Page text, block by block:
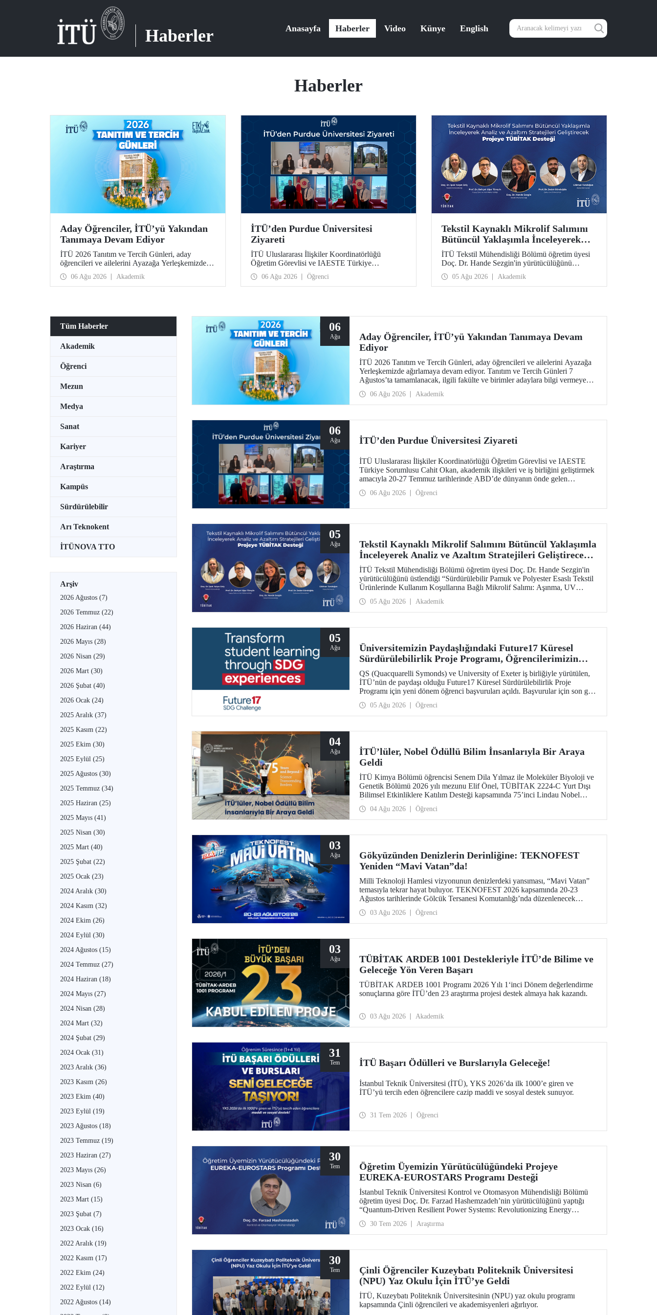
Haberler Anasayfa Haberler Video Künye English
Haberler
Aday Öğrenciler, İTÜ’yü Yakından
Tanımaya Devam Ediyor
İTÜ 2026 Tanıtım ve Tercih Günleri, aday
öğrencileri ve ailelerini Ayazağa Yerleşkemizde
ağırlamaya devam ediyor. Tanıtım ve Tercih
Günleri 7 Ağustos’ta tamamlanacak, ilgili fakülte
ve birimler adaylara bilgi vermeye devam edecek.
06 Ağu 2026 Akademik
İTÜ’den Purdue Üniversitesi
Ziyareti
İTÜ Uluslararası İlişkiler Koordinatörlüğü
Öğretim Görevlisi ve IAESTE Türkiye
Sorumlusu Cahit Okan, akademik ilişkileri ve iş
birliğini geliştirmek amacıyla 20-27 Temmuz
tarihlerinde ABD’de dünyanın önde gelen
06 Ağu 2026 Öğrenci
Tekstil Kaynaklı Mikrolif Salımını
Bütüncül Yaklaşımla İnceleyerek
Analiz ve Azaltım Stratejileri
Geliştirecek Projeye TÜBİTAK
Desteği
İTÜ Tekstil Mühendisliği Bölümü öğretim üyesi
Doç. Dr. Hande Sezgin'in yürütücülüğünü
üstlendiği “Sürdürülebilir Pamuk ve Polyester
Esaslı Tekstil Ürünlerinde Kullanım Koşullarına
Bağlı Mikrolif Salımı: Aşınma, UV Maruziyeti ve
proje, TÜBİTAK 2515 – COST Aksiyon Üyeleri
desteklenmeye hak kazandı.
05 Ağu 2026 Akademik
Tüm Haberler
Akademik
Öğrenci
Mezun
Medya
Sanat
Kariyer
Araştırma
Kampüs
Sürdürülebilir
Arı Teknokent
İTÜNOVA TTO
Arşiv
2026 Ağustos (7)
2026 Temmuz (22)
2026 Haziran (44)
2026 Mayıs (28)
2026 Nisan (29)
2026 Mart (30)
2026 Şubat (40)
2026 Ocak (24)
2025 Aralık (37)
2025 Kasım (22)
2025 Ekim (30)
2025 Eylül (25)
2025 Ağustos (30)
2025 Temmuz (34)
2025 Haziran (25)
2025 Mayıs (41)
2025 Nisan (30)
2025 Mart (40)
2025 Şubat (22)
2025 Ocak (23)
2024 Aralık (30)
2024 Kasım (32)
2024 Ekim (26)
2024 Eylül (30)
2024 Ağustos (15)
2024 Temmuz (27)
2024 Haziran (18)
2024 Mayıs (27)
2024 Nisan (28)
2024 Mart (32)
2024 Şubat (29)
2024 Ocak (31)
2023 Aralık (36)
2023 Kasım (26)
2023 Ekim (40)
2023 Eylül (19)
2023 Ağustos (18)
2023 Temmuz (19)
2023 Haziran (27)
2023 Mayıs (26)
2023 Nisan (6)
2023 Mart (15)
2023 Şubat (7)
2023 Ocak (16)
2022 Aralık (19)
2022 Kasım (17)
2022 Ekim (24)
2022 Eylül (12)
2022 Ağustos (14)
06
Ağu
Aday Öğrenciler, İTÜ’yü Yakından Tanımaya Devam
Ediyor
İTÜ 2026 Tanıtım ve Tercih Günleri, aday öğrencileri ve ailelerini Ayazağa
Yerleşkemizde ağırlamaya devam ediyor. Tanıtım ve Tercih Günleri 7
Ağustos’ta tamamlanacak, ilgili fakülte ve birimler adaylara bilgi vermeye
06 Ağu 2026 Akademik
06
Ağu İTÜ’den Purdue Üniversitesi Ziyareti
İTÜ Uluslararası İlişkiler Koordinatörlüğü Öğretim Görevlisi ve IAESTE
Türkiye Sorumlusu Cahit Okan, akademik ilişkileri ve iş birliğini geliştirmek
amacıyla 20-27 Temmuz tarihlerinde ABD’de dünyanın önde gelen
araştırma üniversitelerinden Purdue Üniversitesi başta olmak üzere bir dizi
ziyarette bulundu.
06 Ağu 2026 Öğrenci
05
Ağu
Tekstil Kaynaklı Mikrolif Salımını Bütüncül Yaklaşımla
İnceleyerek Analiz ve Azaltım Stratejileri Geliştirecek
Projeye TÜBİTAK Desteği
İTÜ Tekstil Mühendisliği Bölümü öğretim üyesi Doç. Dr. Hande Sezgin'in
yürütücülüğünü üstlendiği “Sürdürülebilir Pamuk ve Polyester Esaslı Tekstil
Ürünlerinde Kullanım Koşullarına Bağlı Mikrolif Salımı: Aşınma, UV
Stratejilerinin Geliştirilmesi” başlıklı proje, TÜBİTAK 2515 – COST
Aksiyon Üyeleri Ar-Ge Destek Programı kapsamında desteklenmeye hak
05 Ağu 2026 Akademik
05
Ağu
Üniversitemizin Paydaşlığındaki Future17 Küresel
Sürdürülebilirlik Proje Programı, Öğrencilerimizin
Başvurularını Bekliyor
QS (Quacquarelli Symonds) ve University of Exeter iş birliğiyle yürütülen,
İTÜ’nün de paydaşı olduğu Future17 Küresel Sürdürülebilirlik Proje
Programı için yeni dönem öğrenci başvuruları açıldı. Başvurular için son gün
05 Ağu 2026 Öğrenci
04
Ağu
İTÜ’lüler, Nobel Ödüllü Bilim İnsanlarıyla Bir Araya
Geldi
İTÜ Kimya Bölümü öğrencisi Senem Dila Yılmaz ile Moleküler Biyoloji ve
Genetik Bölümü 2026 yılı mezunu Elif Önel, TÜBİTAK 2224-C Yurt Dışı
Bilimsel Etkinliklere Katılım Desteği kapsamında 75’inci Lindau Nobel
Ödüllü Bilim İnsanları Toplantısı’na katıldı.
04 Ağu 2026 Öğrenci
03
Ağu
Gökyüzünden Denizlerin Derinliğine: TEKNOFEST
Yeniden “Mavi Vatan”da!
Milli Teknoloji Hamlesi vizyonunun denizlerdeki yansıması, “Mavi Vatan”
temasıyla tekrar hayat buluyor. TEKNOFEST 2026 kapsamında 20-23
Ağustos tarihlerinde Gölcük Tersanesi Komutanlığı’nda düzenlenecek
TEKNOFEST Mavi Vatan, denizcilik ve su altı teknolojilerinin ön plana
çıkacağı özel bir etkinlik olarak teknoloji tutkunlarını bir araya getirecek.
03 Ağu 2026 Öğrenci
03
Ağu
TÜBİTAK ARDEB 1001 Destekleriyle İTÜ’de Bilime ve
Geleceğe Yön Veren Başarı
TÜBİTAK ARDEB 1001 Programı 2026 Yılı 1‘inci Dönem değerlendirme
sonuçlarına göre İTÜ’den 23 araştırma projesi destek almaya hak kazandı.
03 Ağu 2026 Akademik
31
Tem İTÜ Başarı Ödülleri ve Burslarıyla Geleceğe!
İstanbul Teknik Üniversitesi (İTÜ), YKS 2026’da ilk 1000’e giren ve
İTÜ’yü tercih eden öğrencilere cazip maddi ve sosyal destek sunuyor.
31 Tem 2026 Öğrenci
30
Tem
Öğretim Üyemizin Yürütücülüğündeki Projeye
EUREKA-EUROSTARS Programı Desteği
İstanbul Teknik Üniversitesi Kontrol ve Otomasyon Mühendisliği Bölümü
öğretim üyesi Doç. Dr. Farzad Hashemzadeh’nin yürütücülüğünü yaptığı
“Quantum-Driven Resilient Power Systems: Revolutionizing Energy
kapsamında desteklenmeye hak kazandı.
30 Tem 2026 Araştırma
30
Tem
Çinli Öğrenciler Kuzeybatı Politeknik Üniversitesi
(NPU) Yaz Okulu İçin İTÜ’ye Geldi
İTÜ, Kuzeybatı Politeknik Üniversitesinin (NPU) yaz okulu programı
kapsamında Çinli öğrencileri ve akademisyenleri ağırlıyor.